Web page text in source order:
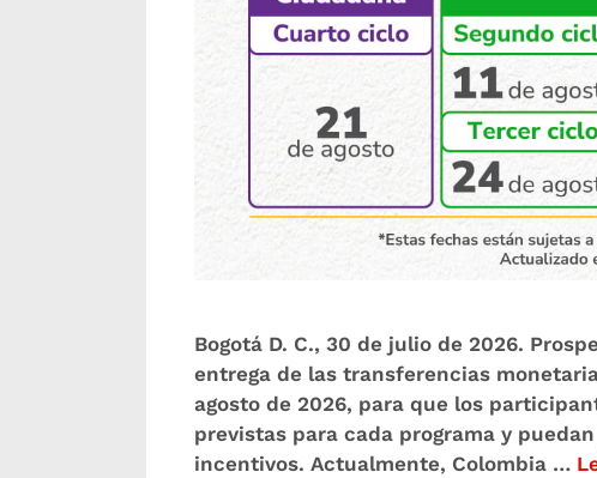
Bogotá D. C., 30 de julio de 2026.
entrega de las transferencias
agosto de 2026, para que los
previstas para cada programa y
incentivos. Actualmente, Colombia …